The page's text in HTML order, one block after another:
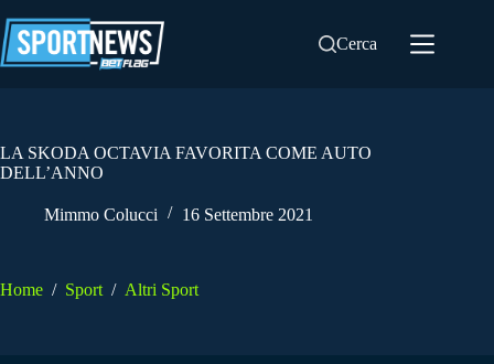
al
contenuto
Cerca
LA SKODA OCTAVIA FAVORITA COME AUTO
DELL’ANNO
Mimmo Colucci 16 Settembre 2021
Home / Sport / Altri Sport